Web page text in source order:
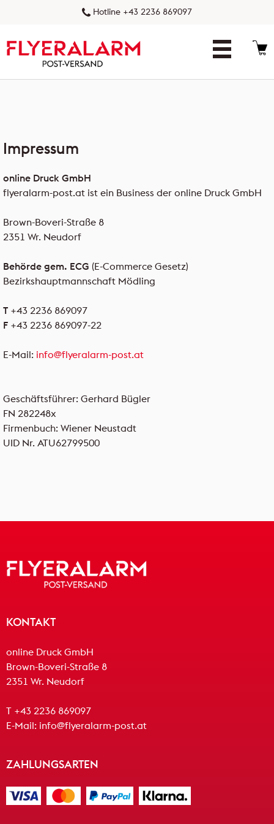
Hotline +43 2236 869097
So geht's
Vorteile
Tipps & Tricks
FAQ
Impressum
online Druck GmbH
flyeralarm-post.at ist ein Business der online Druck GmbH
Brown-Boveri-Straße 8
2351 Wr. Neudorf
Behörde gem. ECG (E-Commerce Gesetz)
Bezirkshauptmannschaft Mödling
T +43 2236 869097
F +43 2236 869097-22
E-Mail: info@flyeralarm-post.at
Geschäftsführer: Gerhard Bügler
FN 282248x
Firmenbuch: Wiener Neustadt
UID Nr. ATU62799500
KONTAKT
online Druck GmbH
Brown-Boveri-Straße 8
2351 Wr. Neudorf
T +43 2236 869097
E-Mail: info@flyeralarm-post.at
ZAHLUNGSARTEN